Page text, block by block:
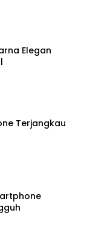
Elegan
Terjangkau